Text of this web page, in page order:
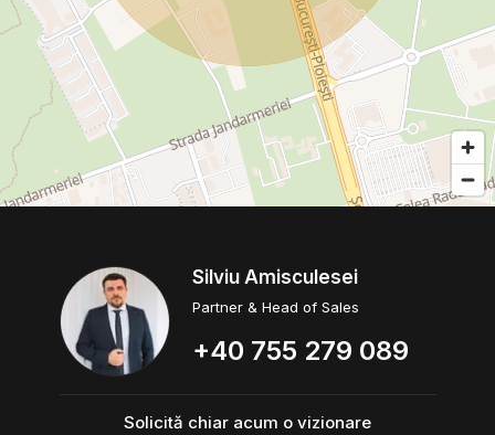
Silviu Amisculesei
Partner & Head of Sales
+40 755 279 089
Solicită chiar acum o vizionare